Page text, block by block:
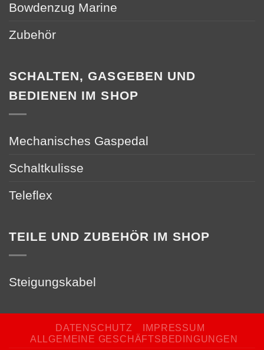
Bowdenzug Marine
Zubehör
SCHALTEN, GASGEBEN UND
BEDIENEN IM SHOP
Mechanisches Gaspedal
Schaltkulisse
Teleflex
TEILE UND ZUBEHÖR IM SHOP
Steigungskabel
DATENSCHUTZ
IMPRESSUM
ALLGEMEINE GESCHÄFTSBEDINGUNGEN